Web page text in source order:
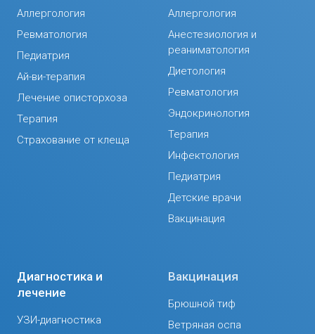
Аллергология
Ревматология
Педиатрия
Ай-ви-терапия
Лечение описторхоза
Терапия
Страхование от клеща
Аллергология
Анестезиология и
реаниматология
Диетология
Ревматология
Эндокринология
Терапия
Инфектология
Педиатрия
Детские врачи
Вакцинация
Диагностика и
лечение
УЗИ-диагностика
Вакцинация
Брюшной тиф
Ветряная оспа